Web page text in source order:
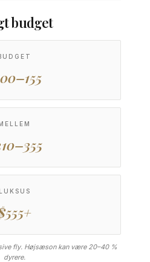
budget
LUKSUS
fly. Højsæson kan være 20–40 %
dyrere.